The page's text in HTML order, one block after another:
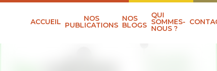
ACCUEIL NOS
PUBLICATIONS
NOS
BLOGS
QUI
SOMMES-
NOUS ?